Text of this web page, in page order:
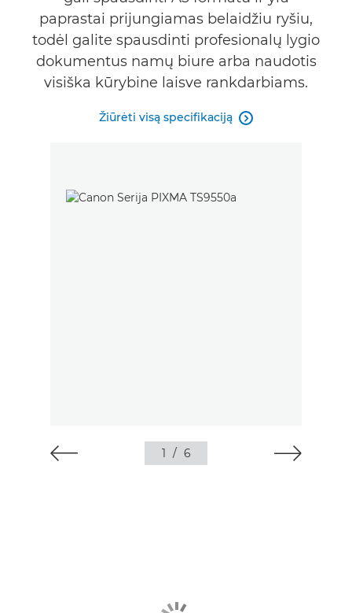
paprastai prijungiamas belaidžiu ryšiu,
todėl galite spausdinti profesionalų lygio
dokumentus namų biure arba naudotis
visiška kūrybine laisve rankdarbiams.
Žiūrėti visą specifikaciją 
1 / 6